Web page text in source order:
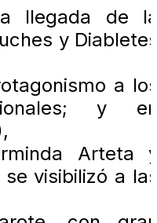
llegada de
y
a
y
Arteta
se visibilizó a